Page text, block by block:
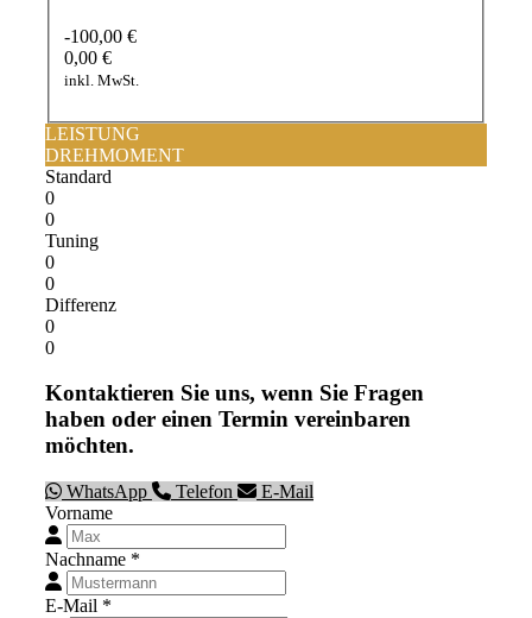
-100,00 €
0,00 €
inkl. MwSt.
LEISTUNG
DREHMOMENT
Standard
0
0
Tuning
0
0
Differenz
0
0
Kontaktieren Sie uns, wenn Sie Fragen
haben oder einen Termin vereinbaren
möchten.
WhatsApp Telefon
E-Mail
Vorname
Nachname *
E-Mail *